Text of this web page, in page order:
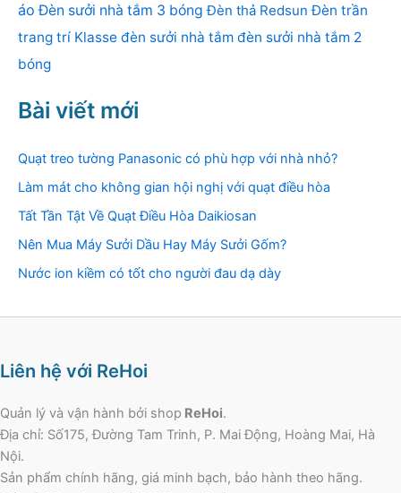
áo Đèn sưởi nhà tắm 3 bóng Đèn thả Redsun Đèn trần
trang trí Klasse đèn sưởi nhà tắm đèn sưởi nhà tắm 2
bóng
Bài viết mới
Quạt treo tường Panasonic có phù hợp với nhà nhỏ?
Làm mát cho không gian hội nghị với quạt điều hòa
Tất Tần Tật Về Quạt Điều Hòa Daikiosan
Nên Mua Máy Sưởi Dầu Hay Máy Sưởi Gốm?
Nước ion kiềm có tốt cho người đau dạ dày
Liên hệ với ReHoi
Quản lý và vận hành bởi shop ReHoi.
Địa chỉ: Số175, Đường Tam Trinh, P. Mai Động, Hoàng Mai, Hà
Nội.
Sản phẩm chính hãng, giá minh bạch, bảo hành theo hãng.